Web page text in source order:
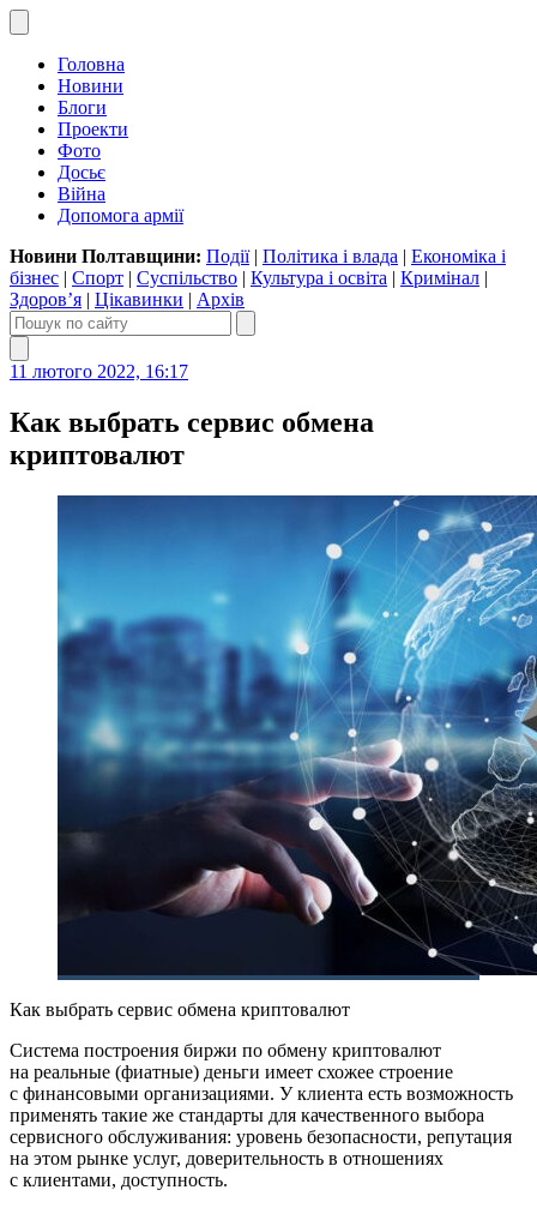
Головна
Новини
Блоги
Проекти
Фото
Досьє
Війна
Допомога армії
Новини Полтавщини: Події| Політика і влада | Економіка і
бізнес | Спорт | Суспільство | Культура і освіта | Кримінал |
Здоров’я | Цікавинки | Архів
11 лютого 2022, 16:17
Как выбрать сервис обмена
криптовалют
Как выбрать сервис обмена криптовалют
Система построения биржи по обмену криптовалют
на реальные (фиатные) деньги имеет схожее строение
с финансовыми организациями. У клиента есть возможность
применять такие же стандарты для качественного выбора
сервисного обслуживания: уровень безопасности, репутация
на этом рынке услуг, доверительность в отношениях
с клиентами, доступность.